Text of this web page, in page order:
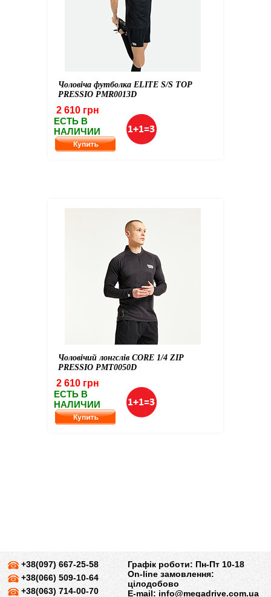
Чоловіча футболка ELITE S/S TOP
PRESSIO PMR0013D
2 610 грн
ЕСТЬ В
НАЛИЧИИ
Чоловічий лонгслів CORE 1/4 ZIP
PRESSIO PMT0050D
2 610 грн
ЕСТЬ В
НАЛИЧИИ
+38(097) 667-25-58
+38(066) 509-10-64
+38(063) 714-00-70
Графік роботи: Пн-Пт 10-18
On-line замовлення:
цілодобово
E-mail: info@megadrive.com.ua